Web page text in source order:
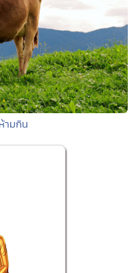
ามกิน